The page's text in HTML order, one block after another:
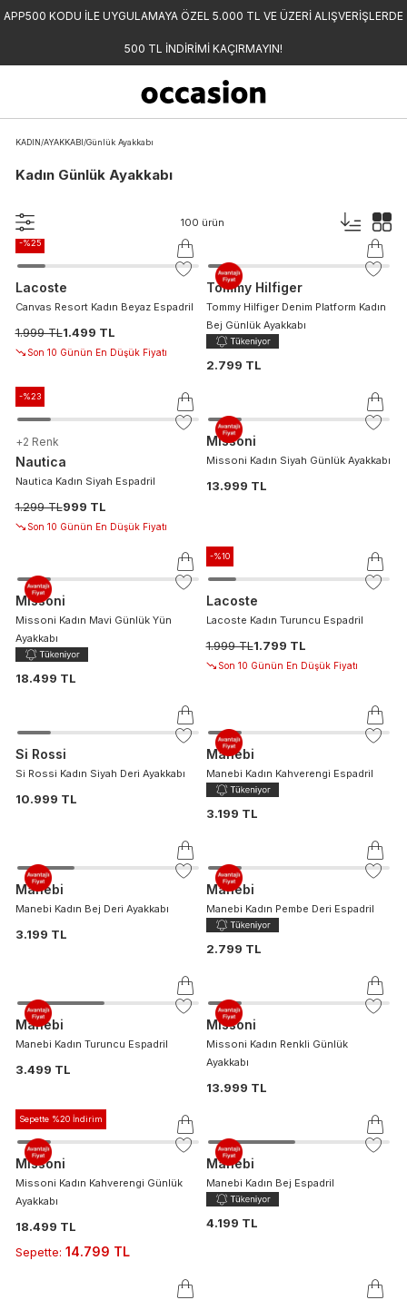
APP500 KODU İLE UYGULAMAYA ÖZEL 5.000 TL VE ÜZERİ ALIŞVERİŞLERDE
500 TL İNDİRİMİ KAÇIRMAYIN!
KADIN/AYAKKABI/Günlük Ayakkabı
Kadın Günlük Ayakkabı
100 ürün
-%25
Lacoste
Canvas Resort Kadın Beyaz Espadril
1.999 TL1.499 TL
Son 10 Günün En Düşük Fiyatı
Tommy Hilfiger
Tommy Hilfiger Denim Platform Kadın
Bej Günlük Ayakkabı
2.799 TL
-%23
+2 Renk
Nautica
Nautica Kadın Siyah Espadril
1.299 TL999 TL
Son 10 Günün En Düşük Fiyatı
Missoni
Missoni Kadın Siyah Günlük Ayakkabı
13.999 TL
Missoni
Missoni Kadın Mavi Günlük Yün
Ayakkabı
18.499 TL
-%10
Lacoste
Lacoste Kadın Turuncu Espadril
1.999 TL1.799 TL
Son 10 Günün En Düşük Fiyatı
Si Rossi
Si Rossi Kadın Siyah Deri Ayakkabı
10.999 TL
Manebi
Manebi Kadın Kahverengi Espadril
3.199 TL
Manebi
Manebi Kadın Bej Deri Ayakkabı
3.199 TL
Manebi
Manebi Kadın Pembe Deri Espadril
2.799 TL
Manebi
Manebi Kadın Turuncu Espadril
3.499 TL
Missoni
Missoni Kadın Renkli Günlük
Ayakkabı
13.999 TL
Sepette %20 İndirim
Missoni
Missoni Kadın Kahverengi Günlük
Ayakkabı
18.499 TL
Sepette: 14.799 TL
Manebi
Manebi Kadın Bej Espadril
4.199 TL